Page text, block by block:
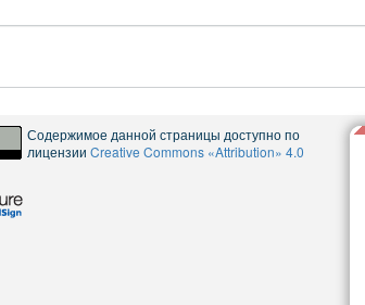
Содержимое данной страницы доступно по
лицензии Creative Commons «Attribution» 4.0